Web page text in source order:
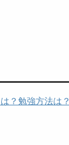
？勉強方法は？